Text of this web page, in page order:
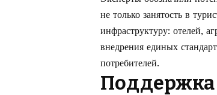
не только занятость в
инфраструктуру: отелей,
внедрения единых
потребителей.
Поддержка